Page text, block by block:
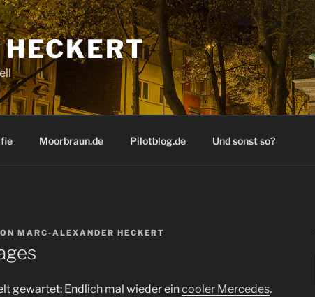
Moorbraun.de Pilotblog.de Und sonst so?
MARC-ALEXANDER HECKERT
gewartet: Endlich mal wieder eincooler Mercedes.